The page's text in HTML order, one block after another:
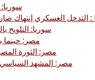
: التدخل العسكري إنتهاك
سوريا: التلويح
مصر: حينما
مصر: الثورة
مصر: المشهد السياسي